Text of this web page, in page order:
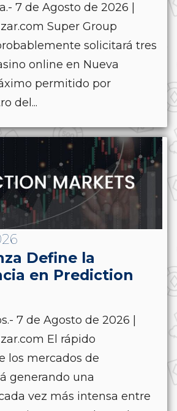
7 de Agosto de 2026 |
Super Group
solicitará tres
online en Nueva
permitido por
del...
Define la
en Prediction
7 de Agosto de 2026 |
El rápido
los mercados de
generando una
vez más intensa entre